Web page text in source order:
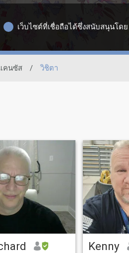
เว็บไซต์ที่เชื่อถือได้ซึ่งสนับสนุนโดย
คนซัส / วิชิตา
Kenny